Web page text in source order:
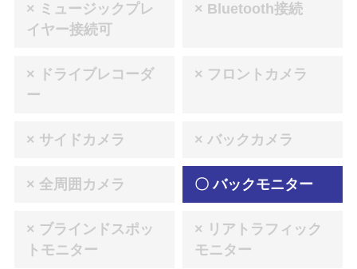
× ミュージックプレ
イヤー接続可
× Bluetooth接続
× ドライブレコーダ
ー
× フロントカメラ
× サイドカメラ × バックカメラ
× 全周囲カメラ 〇 バックモニター
× ブラインドスポッ
トモニター
× リアトラフィック
モニター